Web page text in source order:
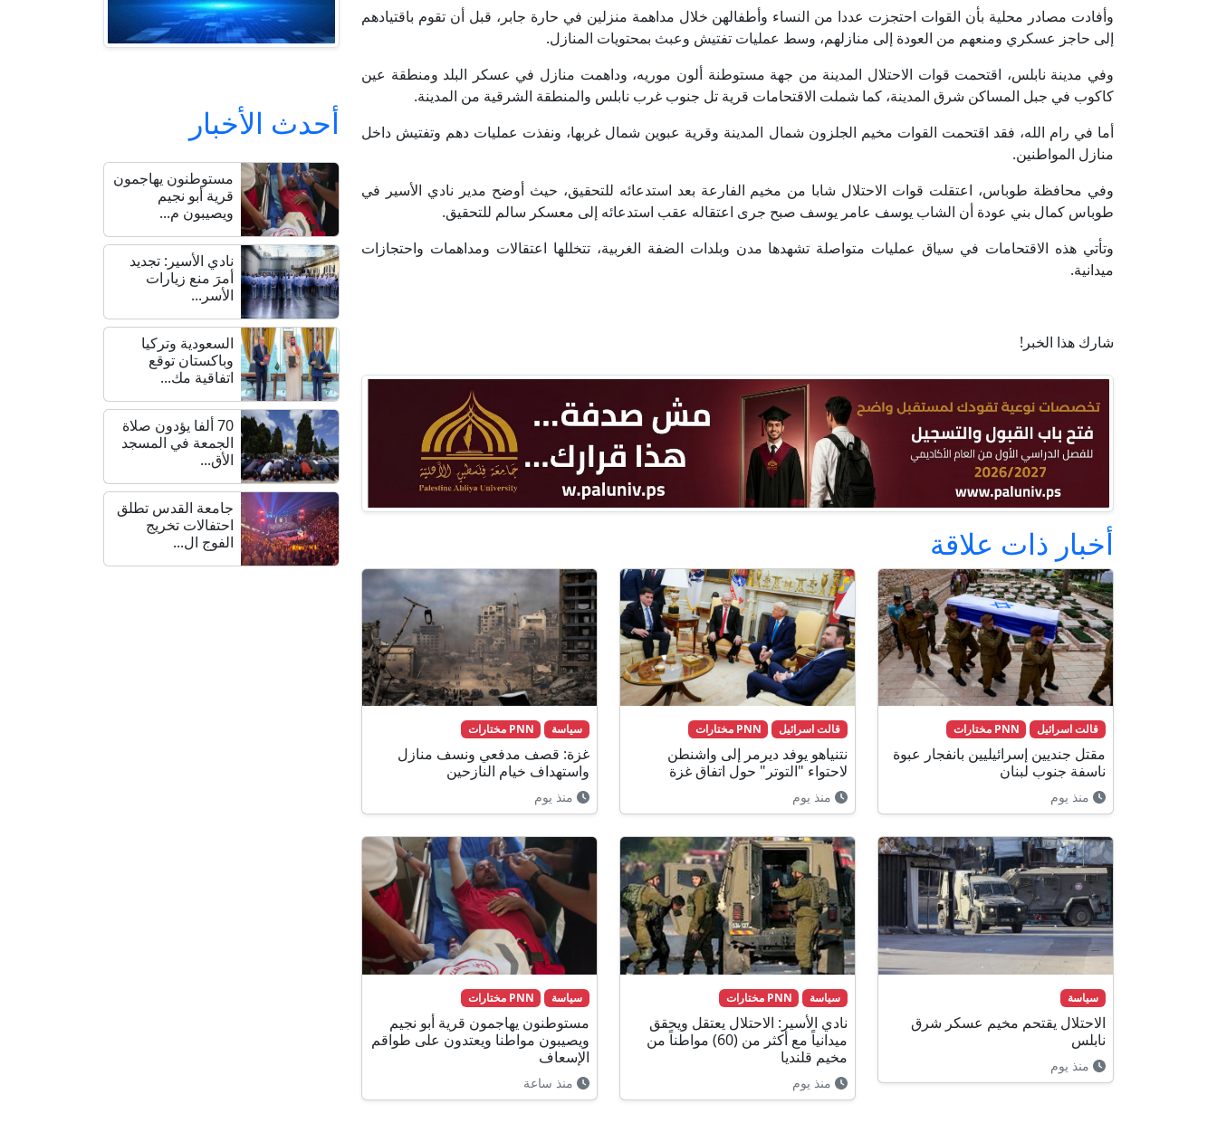
وأفادت مصادر محلية بأن القوات احتجزت عددا من النساء وأطفالهن خلال مداهمة منزلين في حارة جابر، قبل أن تقوم باقتيادهم
إلى حاجز عسكري ومنعهم من العودة إلى منازلهم، وسط عمليات تفتيش وعبث بمحتويات المنازل.
وفي مدينة نابلس، اقتحمت قوات الاحتلال المدينة من جهة مستوطنة ألون موريه، وداهمت منازل في عسكر البلد ومنطقة عين
كاكوب في جبل المساكن شرق المدينة، كما شملت الاقتحامات قرية تل جنوب غرب نابلس والمنطقة الشرقية من المدينة.
أما في رام الله، فقد اقتحمت القوات مخيم الجلزون شمال المدينة وقرية عبوين شمال غربها، ونفذت عمليات دهم وتفتيش داخل
منازل المواطنين.
وفي محافظة طوباس، اعتقلت قوات الاحتلال شابا من مخيم الفارعة بعد استدعائه للتحقيق، حيث أوضح مدير نادي الأسير في
طوباس كمال بني عودة أن الشاب يوسف عامر يوسف صبح جرى اعتقاله عقب استدعائه إلى معسكر سالم للتحقيق.
وتأتي هذه الاقتحامات في سياق عمليات متواصلة تشهدها مدن وبلدات الضفة الغربية، تتخللها اعتقالات ومداهمات واحتجازات
ميدانية.
شارك هذا الخبر!
أخبار ذات علاقة
قالت اسرائيل PNN مختارات
مقتل جنديين إسرائيليين بانفجار عبوة
ناسفة جنوب لبنان
منذ يوم
قالت اسرائيل PNN مختارات
نتنياهو يوفد ديرمر إلى واشنطن
لاحتواء "التوتر" حول اتفاق غزة
منذ يوم
سياسة PNN مختارات
غزة: قصف مدفعي ونسف منازل
واستهداف خيام النازحين
منذ يوم
سياسة
الاحتلال يقتحم مخيم عسكر شرق
نابلس
منذ يوم
سياسة PNN مختارات
نادي الأسير: الاحتلال يعتقل ويحقق
ميدانياً مع أكثر من (60) مواطناً من
مخيم قلنديا
منذ يوم
سياسة PNN مختارات
مستوطنون يهاجمون قرية أبو نجيم
ويصيبون مواطنا ويعتدون على طواقم
الإسعاف
منذ ساعة
أحدث الأخبار
مستوطنون يهاجمون
قرية أبو نجيم
ويصيبون م...
نادي الأسير: تجديد
أمرَ منع زيارات
الأسر...
السعودية وتركيا
وباكستان توقع
اتفاقية مك...
70 ألفا يؤدون صلاة
الجمعة في المسجد
الأق...
جامعة القدس تطلق
احتفالات تخريج
الفوج ال...